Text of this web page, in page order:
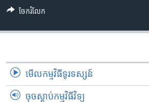
ចែករំលែក
មើល​កម្មវិធី​ទូរទស្សន៍
ចុចស្តាប់កម្មវិធីវិទ្យុ